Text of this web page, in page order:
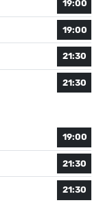
19:00
19:00
21:30
21:30
19:00
21:30
21:30